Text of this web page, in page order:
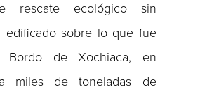
rescate ecológico sin
edificado sobre lo que fue
Bordo de Xochiaca, en
miles de toneladas de